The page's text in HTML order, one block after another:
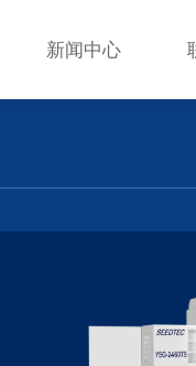
新闻中心